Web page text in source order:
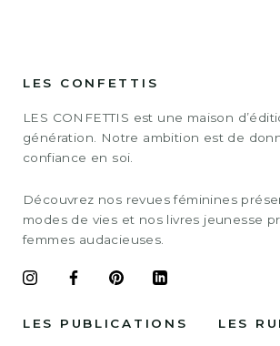
LES CONFETTIS
LES CONFETTIS est une maison
génération. Notre ambition est de
confiance en soi.
Découvrez nos revues féminines
modes de vies et nos livres jeunesse
femmes audacieuses.
LES PUBLICATIONS LES